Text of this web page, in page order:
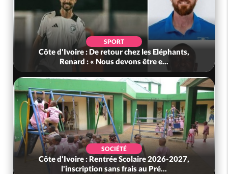
SPORT
Côte d'Ivoire : De retour chez les Eléphants,
Renard : « Nous devons être e...
SOCIÉTÉ
Côte d'Ivoire : Rentrée Scolaire 2026-2027,
l'inscription sans frais au Pré...